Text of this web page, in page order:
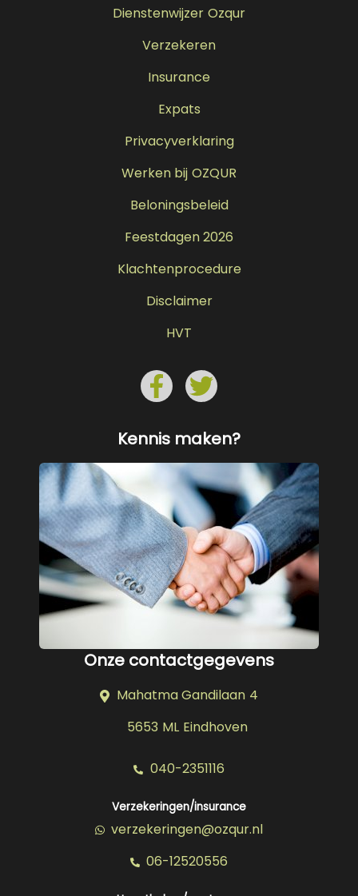
Dienstenwijzer Ozqur
Verzekeren
Insurance
Expats
Privacyverklaring
Werken bij OZQUR
Beloningsbeleid
Feestdagen 2026
Klachtenprocedure
Disclaimer
HVT
Kennis maken?
Onze contactgegevens
Mahatma Gandilaan 4
5653 ML Eindhoven
040-2351116
Verzekeringen/insurance
verzekeringen@ozqur.nl
06-12520556